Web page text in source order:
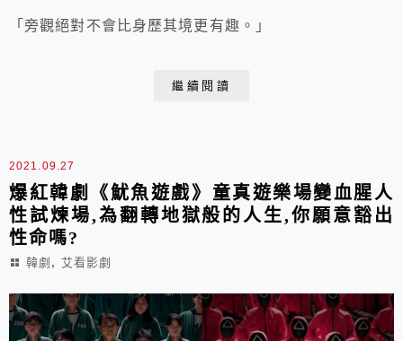
「旁觀絕對不會比身歷其境更有趣。」
繼續閱讀
2021.09.27
爆紅韓劇《魷魚遊戲》童真遊樂場變血腥人
性試煉場,為翻轉地獄般的人生,你願意豁出
性命嗎?
韓劇 , 艾看影劇